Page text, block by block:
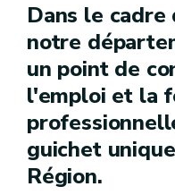
Dans le cadre
notre
un point de
l'emploi et la
guichet
Région.